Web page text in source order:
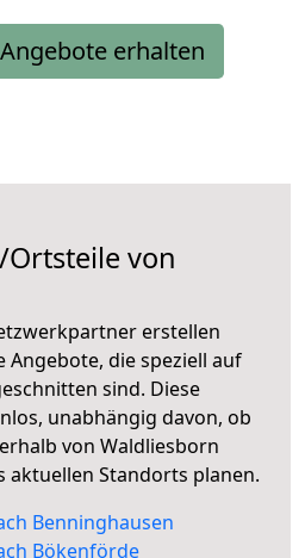
erhalten
von
erstellen
die speziell auf
sind. Diese
unabhängig davon, ob
von Waldliesborn
aktuellen Standorts planen.
Benninghausen
Bökenförde